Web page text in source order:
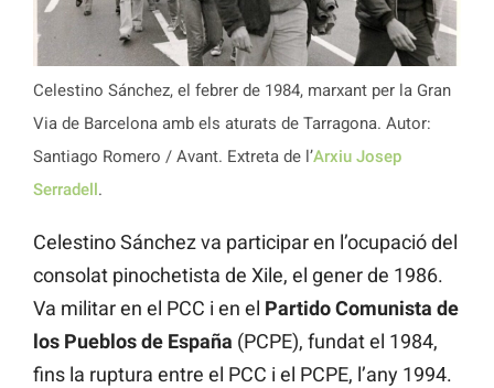
Celestino Sánchez, el febrer de 1984, marxant per la Gran
Via de Barcelona amb els aturats de Tarragona. Autor:
Santiago Romero / Avant. Extreta de l’Arxiu Josep
Serradell .
Celestino Sánchez va participar en l’ocupació del
consolat pinochetista de Xile, el gener de 1986.
Va militar en el PCC i en el Partido Comunista de
los Pueblos de España (PCPE), fundat el 1984,
fins la ruptura entre el PCC i el PCPE, l’any 1994.